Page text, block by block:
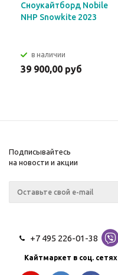
Сноукайтборд Nobile
NHP Snowkite 2023
в наличии
39 900,00 руб
Подписывайтесь
на новости и акции
+7 495 226-01-38
Кайтмаркет в соц. сетях